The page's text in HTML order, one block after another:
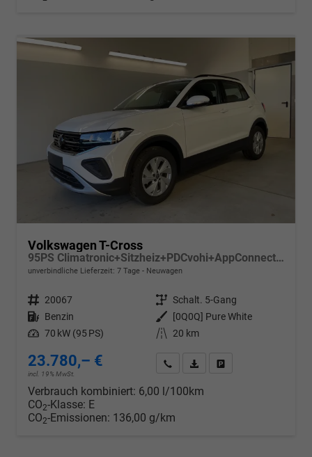
Volkswagen T-Cross
95PS Climatronic+Sitzheiz+PDCvohi+AppConnect+Side+TravelAssist+ACC
unverbindliche Lieferzeit: 7 Tage Neuwagen
Fahrzeugnr. 20067 Getriebe Schalt. 5-Gang
Kraftstoff Benzin Außenfarbe
[0Q0Q] Pure White
Leistung 70 kW (95 PS) Kilometerstand 20 km
23.780,– €
incl. 19% MwSt.
Wir rufen Sie anPDF-Datei, Fahrzeugexposé
Verbrauch kombiniert: 6,00 l/100km
CO2-Klasse: E
CO2-Emissionen: 136,00 g/km